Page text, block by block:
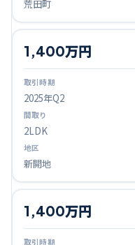
荒田町
2025年Q2
1,400万円
2LDK
新開地
1,400万円